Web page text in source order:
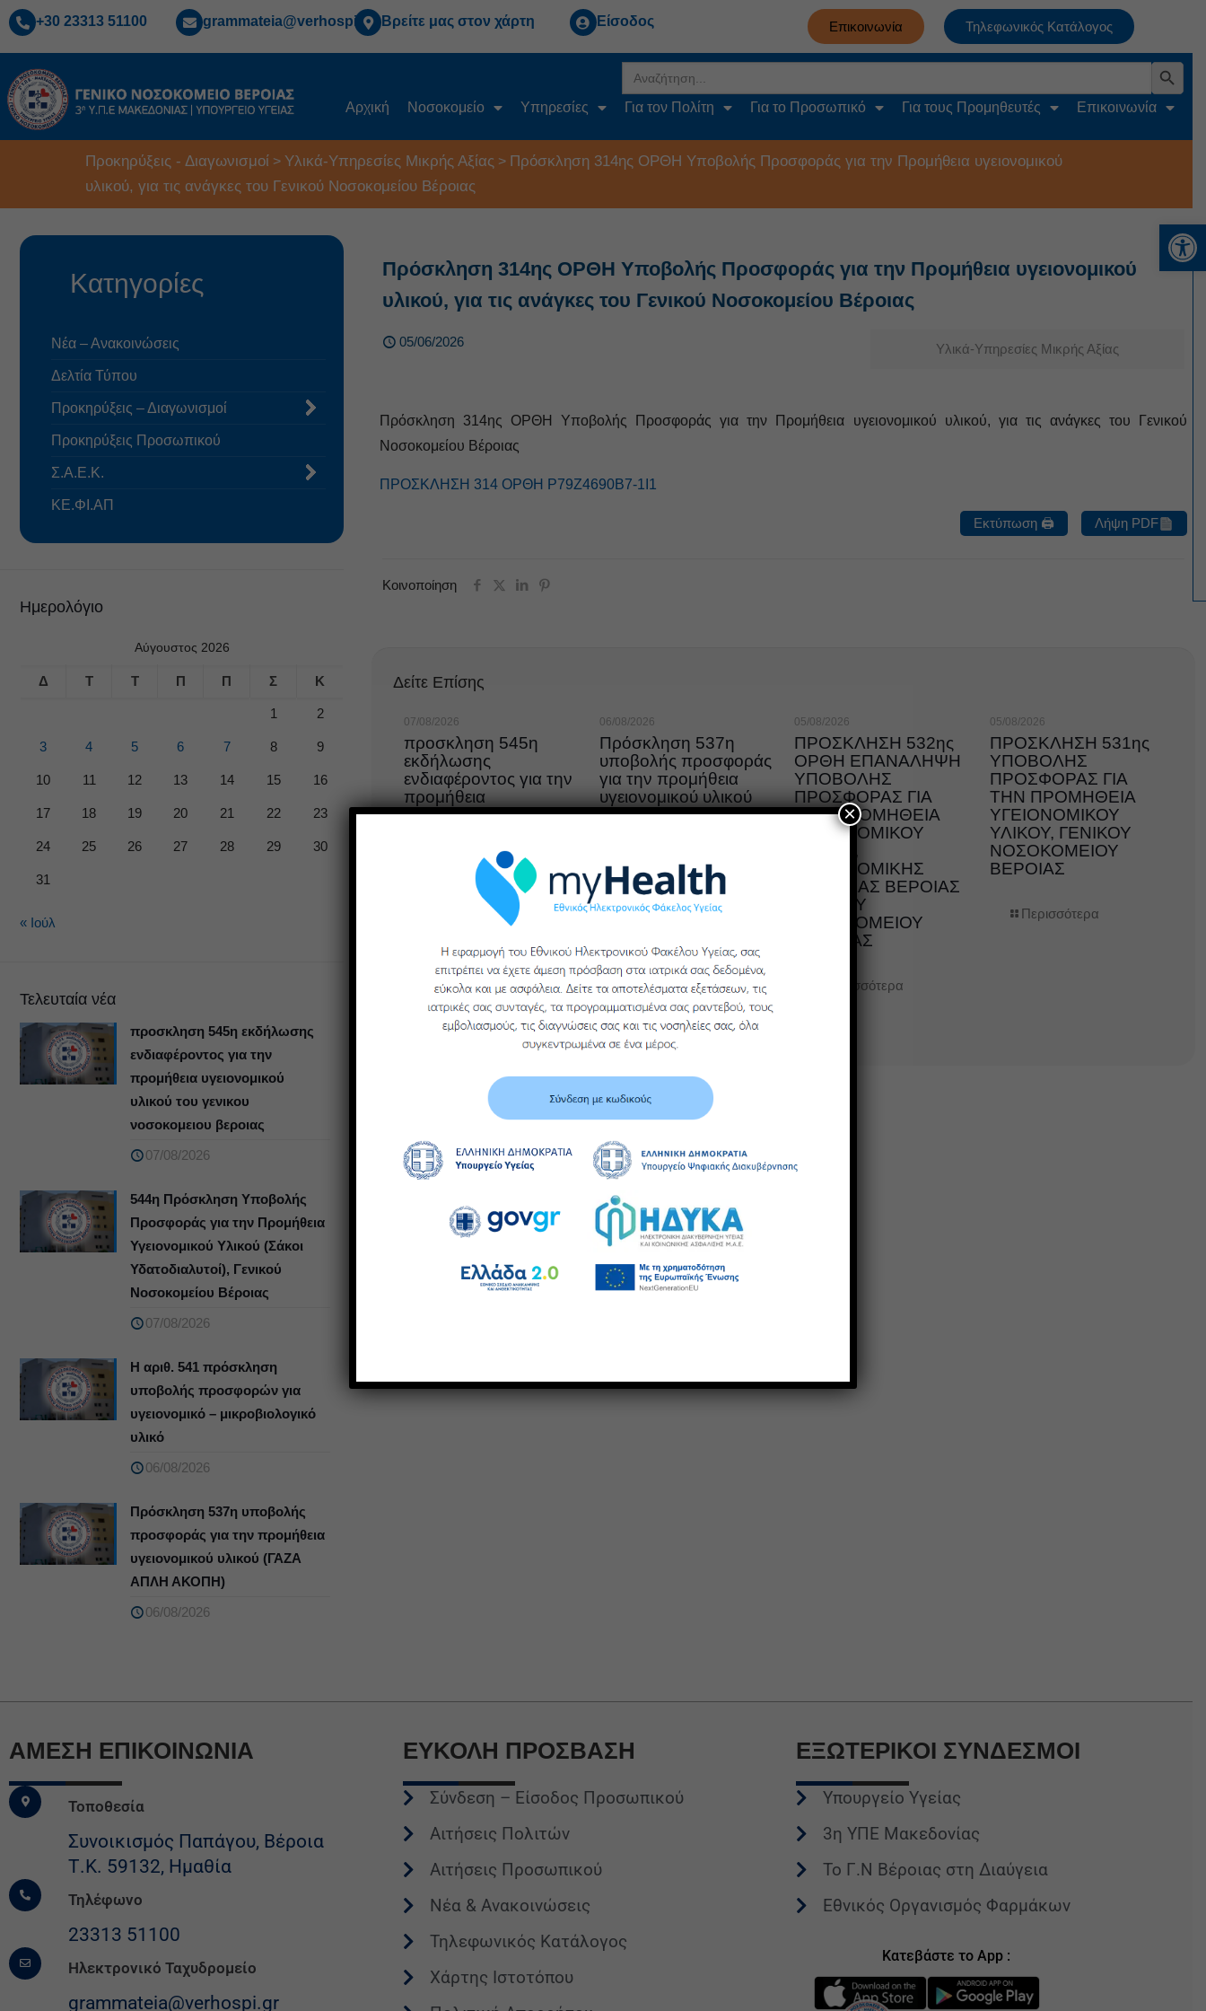
+30 23313 51100 grammateia@verhospi.gr Βρείτε μας στον χάρτη Είσοδος Επικοινωνία Τηλεφωνικός Κατάλογος
for:
Search Button
Αρχική Νοσοκομείο Υπηρεσίες Για τον Πολίτη Για το Προσωπικό Για τους Προμηθευτές Επικοινωνία
Προκηρύξεις - Διαγωνισμοί > Υλικά-Υπηρεσίες Μικρής Αξίας > Πρόσκληση 314ης ΟΡΘΗ Υποβολής Προσφοράς για την Προμήθεια υγειονομικού
υλικού, για τις ανάγκες του Γενικού Νοσοκομείου Βέροιας
Πρόσκληση 314ης ΟΡΘΗ Υποβολής Προσφοράς για την Προμήθεια υγειονομικού
υλικού, για τις ανάγκες του Γενικού Νοσοκομείου Βέροιας
05/06/2026 Υλικά-Υπηρεσίες Μικρής Αξίας
Πρόσκληση 314ης ΟΡΘΗ Υποβολής Προσφοράς για την Προμήθεια υγειονομικού υλικού, για τις ανάγκες του Γενικού
Νοσοκομείου Βέροιας
ΠΡΟΣΚΛΗΣΗ 314 ΟΡΘΗ Ρ79Ζ4690Β7-1Ι1
Εκτύπωση 🖨 Λήψη PDF
Κοινοποίηση
Δείτε Επίσης
07/08/2026
προσκληση 545η
εκδήλωσης
ενδιαφέροντος για την
προμήθεια
υγειονομικού υλικού
νοσοκομειου βεροιας
Περισσότερα
06/08/2026
Πρόσκληση 537η
υποβολής προσφοράς
για την προμήθεια
υγειονομικού υλικού
(ΓΑΖΑ ΑΠΛΗ ΑΚΟΠΗ)
Περισσότερα
05/08/2026
ΠΡΟΣΚΛΗΣΗ 532ης
ΟΡΘΗ ΕΠΑΝΑΛΗΨΗ
ΥΠΟΒΟΛΗΣ
ΠΡΟΣΦΟΡΑΣ ΓΙΑ
ΤΗΝ ΠΡΟΜΗΘΕΙΑ
ΥΓΕΙΟΝΟΜΙΚΟΥ
ΥΛΙΚΟΥ,
ΥΓΕΙΟΝΟΜΙΚΗΣ
ΜΟΝΑΔΑΣ ΒΕΡΟΙΑΣ
ΓΕΝΙΚΟΥ
ΝΟΣΟΚΟΜΕΙΟΥ
ΗΜΑΘΙΑΣ
Περισσότερα
05/08/2026
ΠΡΟΣΚΛΗΣΗ 531ης
ΥΠΟΒΟΛΗΣ
ΠΡΟΣΦΟΡΑΣ ΓΙΑ
ΤΗΝ ΠΡΟΜΗΘΕΙΑ
ΥΓΕΙΟΝΟΜΙΚΟΥ
ΥΛΙΚΟΥ, ΓΕΝΙΚΟΥ
ΝΟΣΟΚΟΜΕΙΟΥ
ΒΕΡΟΙΑΣ
Περισσότερα
Κατηγορίες
Νέα – Ανακοινώσεις
Δελτία Τύπου
Προκηρύξεις – Διαγωνισμοί
Προκηρύξεις Προσωπικού
Σ.Α.Ε.Κ.
ΚΕ.ΦΙ.ΑΠ
Ημερολόγιο
Αύγουστος 2026
Δ Τ Τ Π Π Σ Κ
1 2
3 4 5 6 7 8 9
10 11 12 13 14 15 16
17 18 19 20 21 22 23
24 25 26 27 28 29 30
31
« Ιούλ
Τελευταία νέα
προσκληση 545η εκδήλωσης
ενδιαφέροντος για την
προμήθεια υγειονομικού
υλικού του γενικου
νοσοκομειου βεροιας
07/08/2026
544η Πρόσκληση Υποβολής
Προσφοράς για την Προμήθεια
Υγειονομικού Υλικού (Σάκοι
Υδατοδιαλυτοί), Γενικού
Νοσοκομείου Βέροιας
07/08/2026
Η αριθ. 541 πρόσκληση
υποβολής προσφορών για
υγειονομικό – μικροβιολογικό
υλικό
06/08/2026
Πρόσκληση 537η υποβολής
προσφοράς για την προμήθεια
υγειονομικού υλικού (ΓΑΖΑ
ΑΠΛΗ ΑΚΟΠΗ)
06/08/2026
ΆΜΕΣΗ ΕΠΙΚΟΙΝΩΝΙΑ
Τοποθεσία
Συνοικισμός Παπάγου, Βέροια
Τ.Κ. 59132, Ημαθία
Τηλέφωνο
23313 51100
Ηλεκτρονικό Ταχυδρομείο
grammateia@verhospi.gr
ΕΥΚΟΛΗ ΠΡΟΣΒΑΣΗ
Σύνδεση – Είσοδος Προσωπικού
Αιτήσεις Πολιτών
Αιτήσεις Προσωπικού
Νέα & Ανακοινώσεις
Τηλεφωνικός Κατάλογος
Χάρτης Ιστοτόπου
ΕΞΩΤΕΡΙΚΟΙ ΣΥΝΔΕΣΜΟΙ
Υπουργείο Υγείας
3η ΥΠΕ Μακεδονίας
Το Γ.Ν Βέροιας στη Διαύγεια
Εθνικός Οργανισμός Φαρμάκων
Κατεβάστε το App :
×